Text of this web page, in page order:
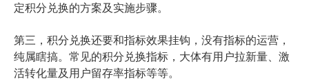
定积分兑换的方案及实施步骤。
第三，积分兑换还要和指标效果挂钩，没有指标的运营，
纯属瞎搞。常见的积分兑换指标，大体有用户拉新量、激
活转化量及用户留存率指标等等。